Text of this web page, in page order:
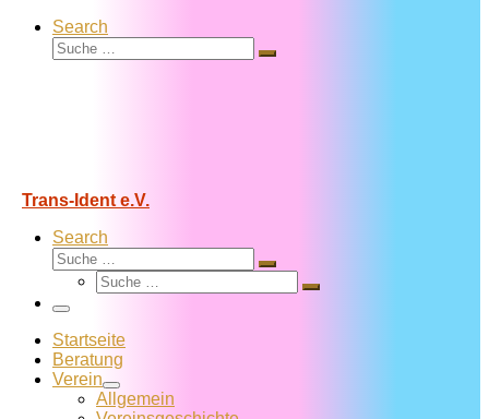
Search
Suche
Suche
Trans-Ident e.V.
Search
Suche
Suche
Suche
Suche
Menü
Startseite
Beratung
Verein
Allgemein